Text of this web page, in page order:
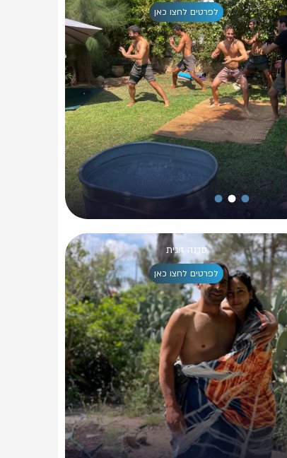
לפרטים לחצו כאן
סדנה זוגית
לפרטים לחצו כאן